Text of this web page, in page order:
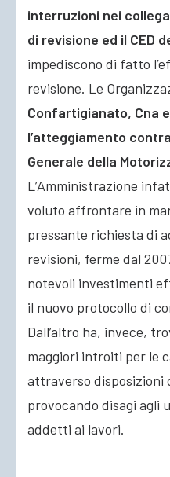
interruzioni nei
di revisione ed il CED
impediscono di fatto
revisione. Le
Confartigianato, Cna
l’atteggiamento
Generale della
L’Amministrazione
voluto affrontare in
pressante richiesta di
revisioni, ferme dal
notevoli investimenti
il nuovo protocollo di
Dall’altro ha, invece,
maggiori introiti per le
attraverso disposizioni
provocando disagi agli
addetti ai lavori.